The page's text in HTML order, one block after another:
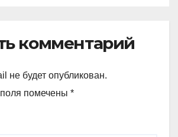
комментарий
не будет опубликован.
помечены *